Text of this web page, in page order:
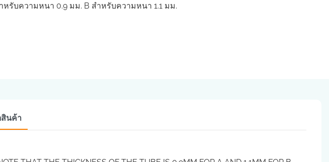
หรับความหนา 0.9 มม. B สำหรับความหนา 1.1 มม.
สินค้า